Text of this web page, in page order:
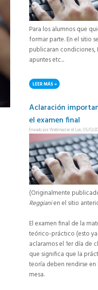
Para los alumnos que
formar parte. En el sitio se
publicaran condiciones,
apuntes etc...
LEER MÁS SOBRE PARA
Aclaración
el examen final
Enviado porWebmasterel Lun, 05/12/
(Originalmente
Reggianien el sitio
El examen final de la
teórico-práctico (esto
aclaramos el 1er día de
que significa que la
teoría deben rendirse en
mesa.